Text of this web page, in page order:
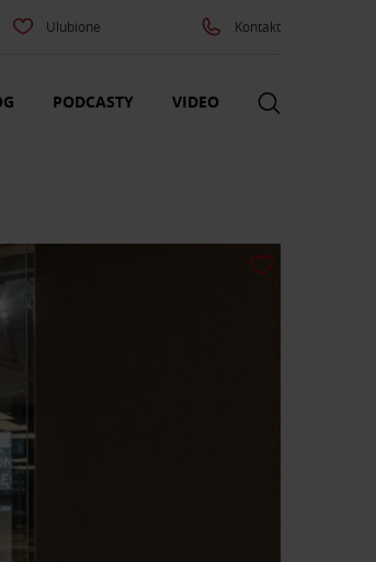
Ulubione Kontakt
PODCASTY VIDEO